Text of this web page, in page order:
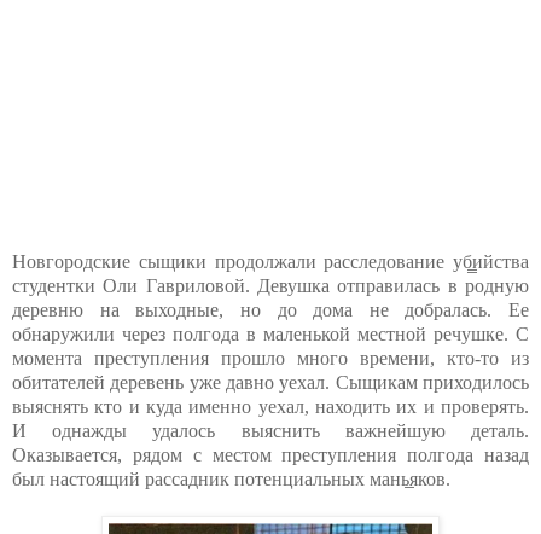
Новгородские сыщики продолжали расследование уб̳ийства
студентки Оли Гавриловой. Девушка отправилась в родную
деревню на выходные, но до дома не добралась. Ее
обнаружили через полгода в маленькой местной речушке. С
момента преступления прошло много времени, кто-то из
обитателей деревень уже давно уехал. Сыщикам приходилось
выяснять кто и куда именно уехал, находить их и проверять.
И однажды удалось выяснить важнейшую деталь.
Оказывается, рядом с местом преступления полгода назад
был настоящий рассадник потенциальных мань̲яков.